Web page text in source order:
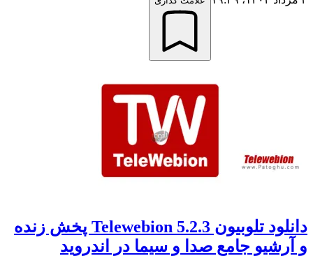
دانلود تلوبیون Telewebion 5.2.3 پخش زنده
جامع صدا و سیما در اندروید